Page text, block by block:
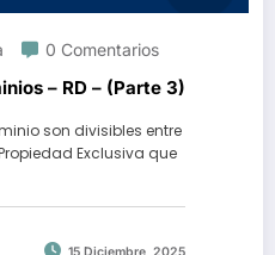
0 Comentarios
– RD – (Parte 3)
son divisibles entre
Exclusiva que